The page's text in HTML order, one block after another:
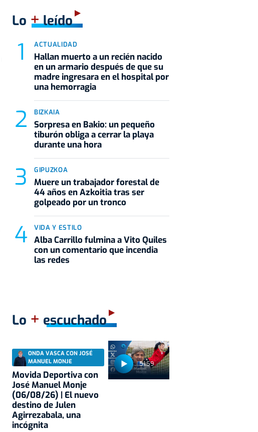
Lo +leído
ACTUALIDAD
Hallan muerto a un recién nacido
en un armario después de que su
madre ingresara en el hospital por
una hemorragia
BIZKAIA
Sorpresa en Bakio: un pequeño
tiburón obliga a cerrar la playa
durante una hora
GIPUZKOA
Muere un trabajador forestal de
44 años en Azkoitia tras ser
golpeado por un tronco
VIDA Y ESTILO
Alba Carrillo fulmina a Vito Quiles
con un comentario que incendia
las redes
Lo + escuchado
51:59
ONDA VASCA CON JOSÉ
MANUEL MONJE
Movida Deportiva con
José Manuel Monje
(06/08/26) | El nuevo
destino de Julen
Agirrezabala, una
incógnita